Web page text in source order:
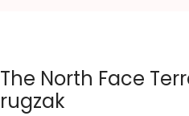
The North Face
rugzak